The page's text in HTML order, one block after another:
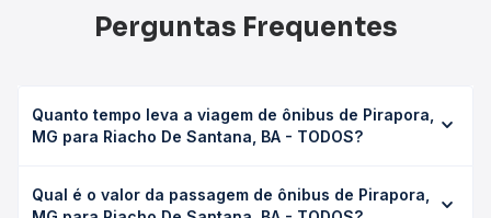
Perguntas Frequentes
Quanto tempo leva a viagem de ônibus de Pirapora,
MG para Riacho De Santana, BA - TODOS?
Santana, BA - TODOS leva em média 16h 5min, podendo
Qual é o valor da passagem de ônibus de Pirapora,